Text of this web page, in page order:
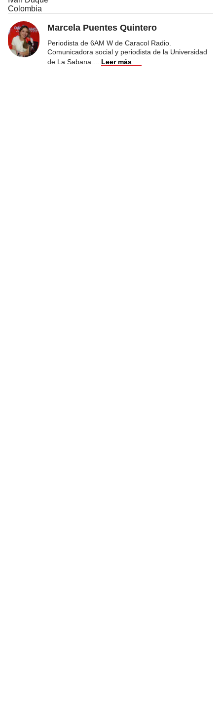
Colombia
Marcela Puentes Quintero
Periodista de 6AM W de Caracol Radio.
Comunicadora social y periodista de la Universidad
de La Sabana.
Leer más